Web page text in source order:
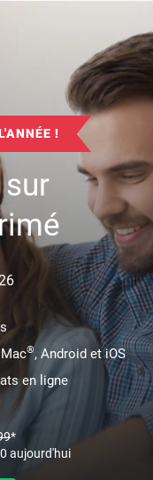
!
®, Android et iOS
en ligne
*
aujourd'hui